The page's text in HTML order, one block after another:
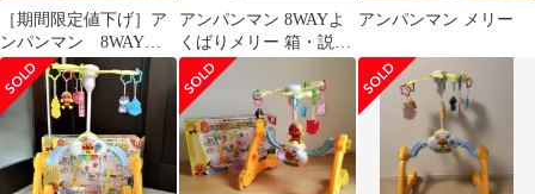
［期間限定値下げ］ア
ンパンマン 8WAYウ
ォーカーまでへんし
ん！よくばりメリー
アンパンマン 8WAYよ
くばりメリー 箱・説明
書付 動作確認済
アンパンマン メリー